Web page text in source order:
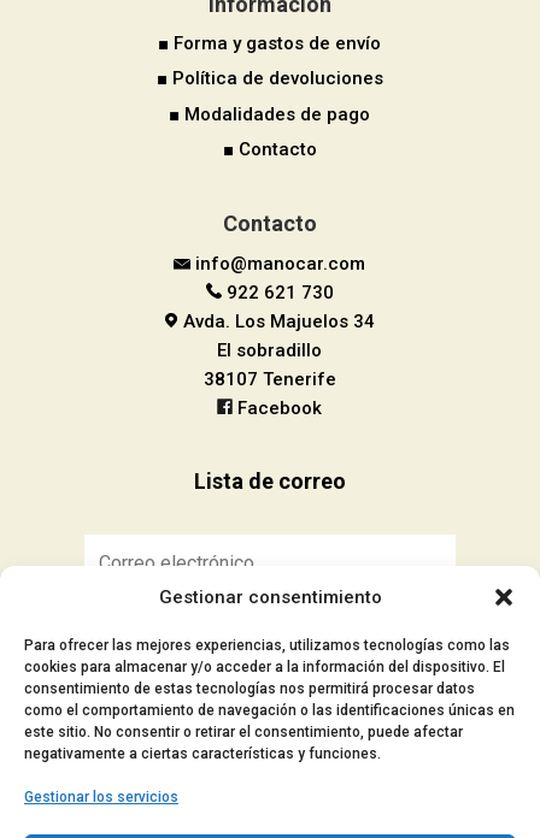
Gestionar consentimiento
Para ofrecer las mejores experiencias, utilizamos tecnologías como las
cookies para almacenar y/o acceder a la información del dispositivo. El
consentimiento de estas tecnologías nos permitirá procesar datos
como el comportamiento de navegación o las identificaciones únicas en
este sitio. No consentir o retirar el consentimiento, puede afectar
negativamente a ciertas características y funciones.
Gestionar los servicios
■ Forma y gastos de envío
■ Política de devoluciones
■ Modalidades de pago
■ Contacto
Contacto
info@manocar.com
922 621 730
Avda. Los Majuelos 34
El sobradillo
38107 Tenerife
Facebook
Lista de correo
■ Aviso Legal